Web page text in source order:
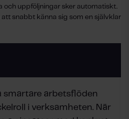
och uppföljningar sker automatiskt.
snabbt känna sig som en självklar
smartare arbetsflöden
i verksamheten. När